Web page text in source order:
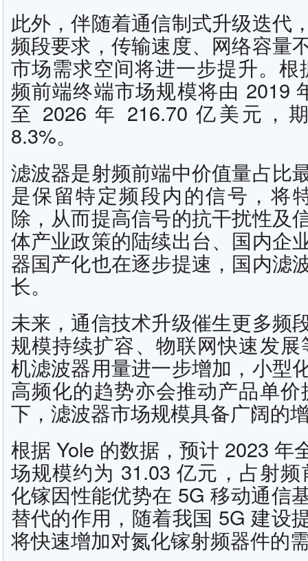
此外，伴随着通信制式升级迭代
频段要求，传输速度、网络容量
市场需求空间将进一步提升。根
频前端终端市场规模将由 2019
至 2026 年 216.70 亿美元，
8.3%。
滤波器是射频前端中价值量占比
是保留特定频段内的信号，将
除，从而提高信号的抗干扰性及
体产业政策的陆续出台、国内企
器国产化也在逐步提速，国内滤
长。
未来，通信技术升级催生更多频
规模持续扩容、物联网快速发
机滤波器用量进一步增加，小型
高频化的趋势亦会推动产品单
下，滤波器市场规模具备广阔的
根据 Yole 的数据，预计 2023 年
场规模约为 31.03 亿元，占射
化镓因性能优势在 5G 移动通信
替代的作用，随着我国 5G 建设
将快速增加对氮化镓射频器件的